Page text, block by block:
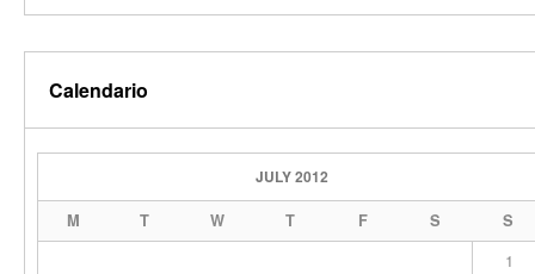
Calendario
JULY 2012
M T W T F S S
1